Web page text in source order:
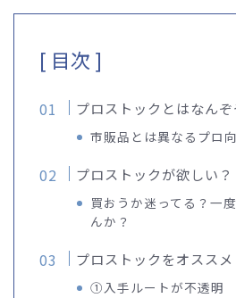
[ 目次 ]
プロストックとはなんぞ
市販品とは異なるプロ
プロストックが欲しい？
買おうか迷ってる？一
んか？
プロストックをオスス
①入手ルートが不透明